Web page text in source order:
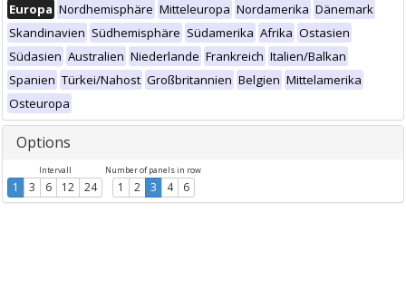
Europa Nordhemisphäre Mitteleuropa Nordamerika Dänemark
Skandinavien Südhemisphäre Südamerika Afrika Ostasien
Südasien Australien Niederlande Frankreich Italien/Balkan
Spanien Türkei/Nahost Großbritannien Belgien Mittelamerika
Osteuropa
Options
Intervall
1 3 6 12 24
Number of panels in row
1 2 3 4 6